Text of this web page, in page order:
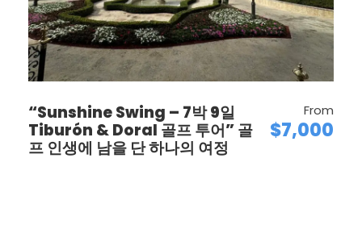
인 브랜드들이 지은 ‘꿈의 궁전’이 서 있는 곳입니다.
Armani의 우아함, Porsche의 혁신, Bentley의 품
격, Regalia의 절대적 프라이버시가 모여 ‘럭셔리의
집합체’가 된 곳.
더데일은 ‘미국의 베네치아’라 불리는 수상 도시입니
다. 라스 올라스 대로의 세련된 거리와 해변의 낭만,
“Sunshine Swing – 7박 9일
Tiburón & Doral 골프 투어” 골
프 인생에 남을 단 하나의 여정
From
$7,000